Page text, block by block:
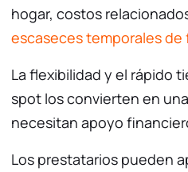
hogar, costos
escaseces temporales
La flexibilidad y el rápido
spot los convierten en
necesitan apoyo
Los prestatarios pueden